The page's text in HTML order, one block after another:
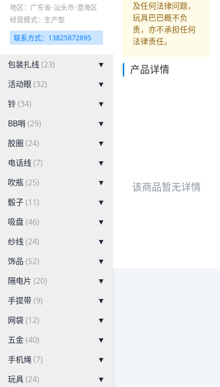
地区：广东省-汕头市-澄海区
经营模式：生产型
联系方式：13825872895
包装扎线(23)
▼
活动眼 (32)
▼
铃(34)
▼
BB哨 (29)
▼
胶圈 (24)
▼
电话线(7)
▼
吹瓶(25)
▼
骰子(11)
▼
吸盘(46)
▼
纱线(24)
▼
饰品 (52)
▼
隔电片 (20)
▼
手提带(9)
▼
网袋(12)
▼
五金(40)
▼
手机绳(7)
▼
玩具(24)
▼
及任何法律问题，
玩具巴巴概不负
责，亦不承担任何
法律责任。
产品详情
该商品暂无详情